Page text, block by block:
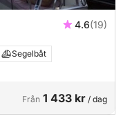
4.6(19)
Segelbåt
Från 1 433 kr / dag